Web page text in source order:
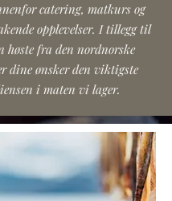
catering, matkurs og
opplevelser. I tillegg til
høste fra den nordnorske
dine ønsker den viktigste
i maten vi lager.